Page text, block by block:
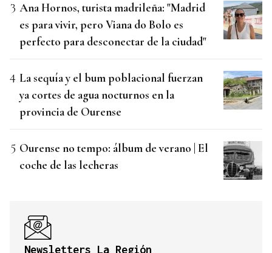
Ana Hornos, turista madrileña: "Madrid
es para vivir, pero Viana do Bolo es
perfecto para desconectar de la ciudad"
La sequía y el bum poblacional fuerzan
ya cortes de agua nocturnos en la
provincia de Ourense
Ourense no tempo: álbum de verano | El
coche de las lecheras
Newsletters La Región